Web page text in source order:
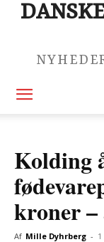
Kolding
kroner –
Af Mille Dyhrberg -